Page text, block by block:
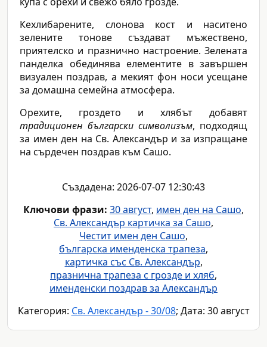
Кехлибарените, слонова кост и наситено
зелените тонове създават мъжествено,
приятелско и празнично настроение. Зелената
панделка обединява елементите в завършен
визуален поздрав, а мекият фон носи усещане
за домашна семейна атмосфера.
Орехите, гроздето и хлябът добавят
традиционен български символизъм, подходящ
за имен ден на Св. Александър и за изпращане
на сърдечен поздрав към Сашо.
Създадена: 2026-07-07 12:30:43
Ключови фрази: 30 август, имен ден на Сашо,
Св. Александър картичка за Сашо,
Честит имен ден Сашо,
българска именденска трапеза,
картичка със Св. Александър,
празнична трапеза с грозде и хляб,
именденски поздрав за Александър
Категория: Св. Александър - 30/08; Дата: 30 август